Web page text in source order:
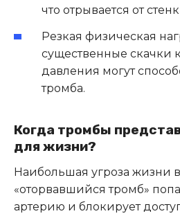
что отрывается от
Резкая физическая
существенные скачки
давления могут
тромба.
Когда тромбы
для жизни?
Наибольшая угроза жизни
«оторвавшийся тромб»
артерию и блокирует